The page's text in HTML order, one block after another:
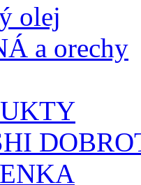
olej
a orechy